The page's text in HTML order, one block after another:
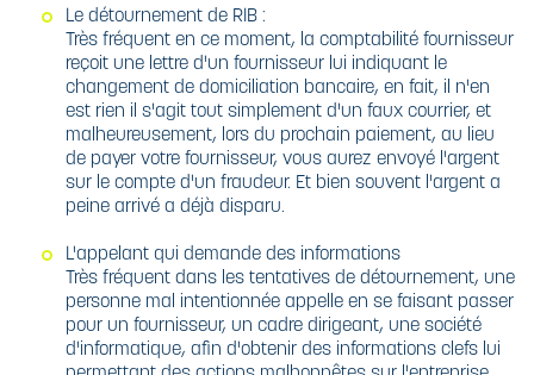
Le détournement de RIB :
Très fréquent en ce moment, la comptabilité fournisseur
reçoit une lettre d'un fournisseur lui indiquant le
changement de domiciliation bancaire, en fait, il n'en
est rien il s'agit tout simplement d'un faux courrier, et
malheureusement, lors du prochain paiement, au lieu
de payer votre fournisseur, vous aurez envoyé l'argent
sur le compte d'un fraudeur. Et bien souvent l'argent a
peine arrivé a déjà disparu.
L'appelant qui demande des informations
Très fréquent dans les tentatives de détournement, une
personne mal intentionnée appelle en se faisant passer
pour un fournisseur, un cadre dirigeant, une société
d'informatique, afin d'obtenir des informations clefs lui